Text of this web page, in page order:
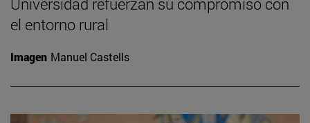
el entorno rural
Imagen Manuel Castells